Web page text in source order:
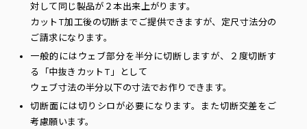
対して同じ製品が２本出来上がります。
カットT加工後の切断までご提供できますが、定尺寸法分の
ご請求になります。
一般的にはウェブ部分を半分に切断しますが、２度切断す
る「中抜きカットT」として
ウェブ寸法の半分以下の寸法でお作りできます。
切断面には切りシロが必要になります。また切断交差をご
考慮願います。